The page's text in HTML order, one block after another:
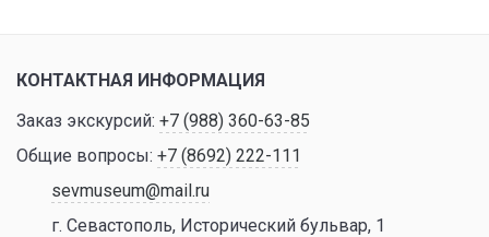
КОНТАКТНАЯ ИНФОРМАЦИЯ
Заказ экскурсий: +7 (988) 360-63-85
Общие вопросы: +7 (8692) 222-111
sevmuseum@mail.ru
г. Севастополь, Исторический бульвар, 1